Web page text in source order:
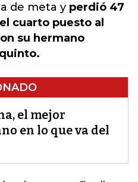
de meta y perdió 47
cuarto puesto al
su hermano
el mejor
en lo que va del